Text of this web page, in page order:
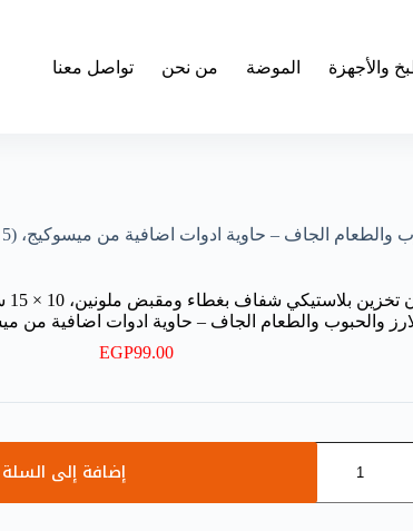
والأجهزة الموضة من نحن تواصل معنا
والحبوب والطعام الجاف – حاوية ادوات اضافية من ميسوكيج، (5
EGP99.00
إضافة إلى السلة